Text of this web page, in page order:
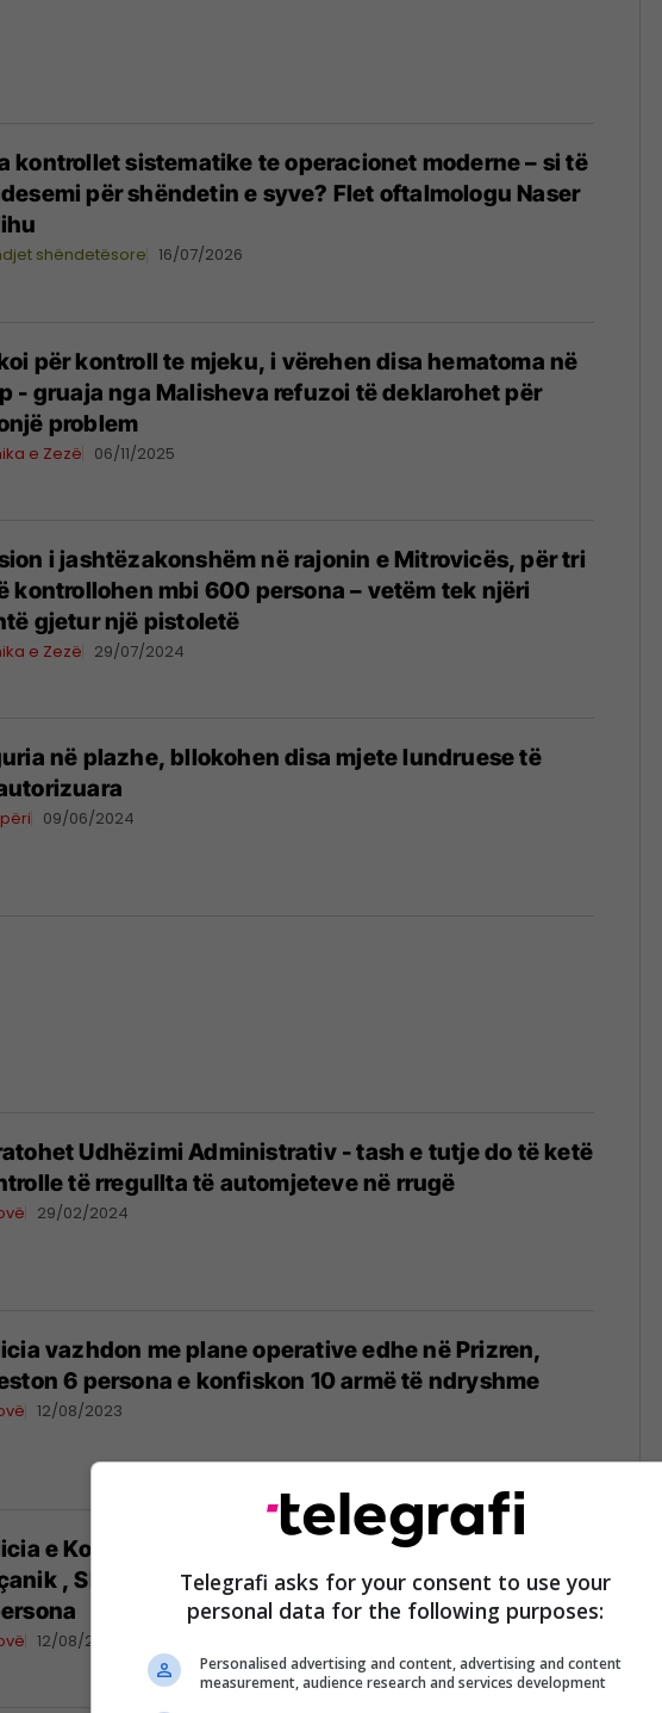
kontrollet sistematike te operacionet moderne – si të
për shëndetin e syve? Flet oftalmologu Naser
shëndetësore 16/07/2026
për kontroll te mjeku, i vërehen disa hematoma në
- gruaja nga Malisheva refuzoi të deklarohet për
problem
e Zezë 06/11/2025
i jashtëzakonshëm në rajonin e Mitrovicës, për tri
kontrollohen mbi 600 persona – vetëm tek njëri
gjetur një pistoletë
e Zezë 29/07/2024
në plazhe, bllokohen disa mjete lundruese të
09/06/2024
Udhëzimi Administrativ - tash e tutje do të ketë
të rregullta të automjeteve në rrugë
29/02/2024
vazhdon me plane operative edhe në Prizren,
6 persona e konfiskon 10 armë të ndryshme
12/08/2023
e Kosovës shton masat e sigurisë në Ferizaj,
, Shtime, Shtërpcë dhe Hani i Elezit - arrestohen
12/08/2023
Telegrafi asks for your consent to use your
personal data for the following purposes:
Personalised advertising and content, advertising and content
measurement, audience research and services development